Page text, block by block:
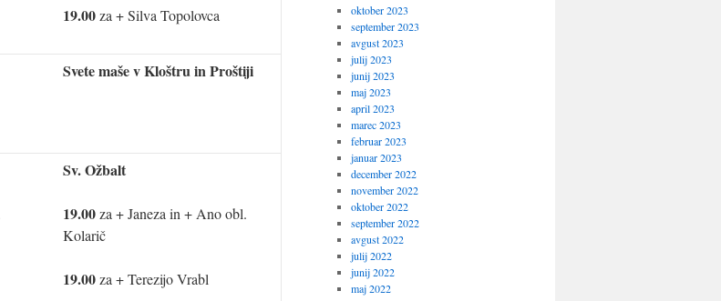
19.00za + Silva Topolovca
Svete maše v Kloštru in Proštiji
Sv. Ožbalt
19.00za + Janeza in + Ano obl.
Kolarič
19.00za + Terezijo Vrabl
oktober 2023
september 2023
avgust 2023
julij 2023
junij 2023
maj 2023
april 2023
marec 2023
februar 2023
januar 2023
december 2022
november 2022
oktober 2022
september 2022
avgust 2022
julij 2022
junij 2022
maj 2022